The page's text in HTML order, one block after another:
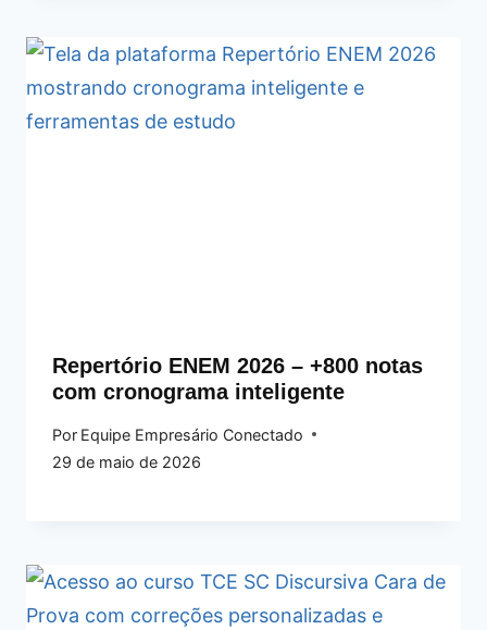
Repertório ENEM 2026 – +800 notas
com cronograma inteligente
Por Equipe Empresário Conectado
29 de maio de 2026